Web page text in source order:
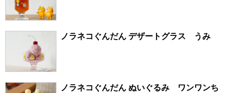
ノラネコぐんだん デザートグラス うみ
ノラネコぐんだん ぬいぐるみ ワンワンち